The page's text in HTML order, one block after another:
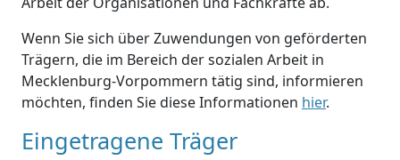
Wenn Sie sich über Zuwendungen von geförderten
Trägern, die im Bereich der sozialen Arbeit in
Mecklenburg-Vorpommern tätig sind, informieren
möchten, finden Sie diese Informationen hier.
Eingetragene Träger